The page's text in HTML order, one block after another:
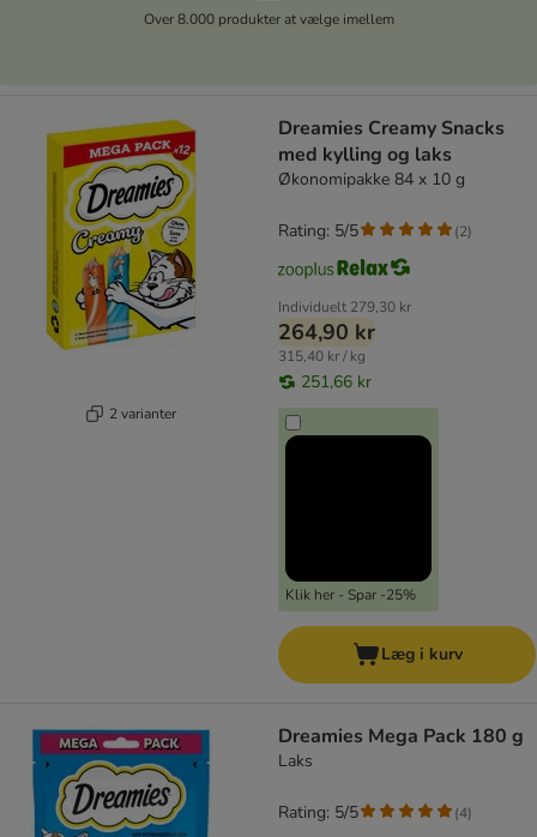
Over 8.000 produkter at vælge imellem
2 varianter
Dreamies Creamy Snacks
med kylling og laks
Økonomipakke 84 x 10 g
Individuelt 279,30 kr
264,90 kr
315,40 kr / kg
251,66 kr
Klik her - Spar -25%
Rating: 5/5 (2)
Læg i kurv
Dreamies Mega Pack 180 g
Laks
Rating: 5/5 (4)